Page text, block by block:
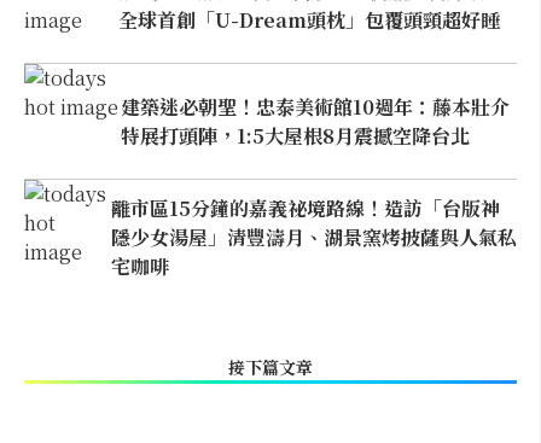
全球首創「U-Dream頭枕」包覆頭頸超好睡
建築迷必朝聖！忠泰美術館10週年：藤本壯介
特展打頭陣，1:5大屋根8月震撼空降台北
離市區15分鐘的嘉義祕境路線！造訪「台版神
隱少女湯屋」清豐濤月、湖景窯烤披薩與人氣私
宅咖啡
接下篇文章